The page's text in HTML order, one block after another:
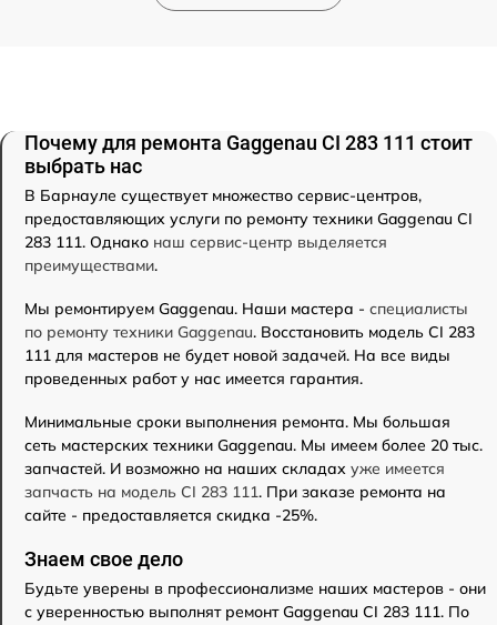
Почему для ремонта Gaggenau CI 283 111 стоит
выбрать нас
В Барнауле существует множество сервис-центров,
предоставляющих услуги по ремонту техники Gaggenau CI
283 111. Однако наш сервис-центр выделяется
преимуществами.
Мы ремонтируем Gaggenau. Наши мастера - специалисты
по ремонту техники Gaggenau. Восстановить модель CI 283
111 для мастеров не будет новой задачей. На все виды
проведенных работ у нас имеется гарантия.
Минимальные сроки выполнения ремонта. Мы большая
сеть мастерских техники Gaggenau. Мы имеем более 20 тыс.
запчастей. И возможно на наших складах уже имеется
запчасть на модель CI 283 111. При заказе ремонта на
сайте - предоставляется скидка -25%.
Знаем свое дело
Будьте уверены в профессионализме наших мастеров - они
с уверенностью выполнят ремонт Gaggenau CI 283 111. По